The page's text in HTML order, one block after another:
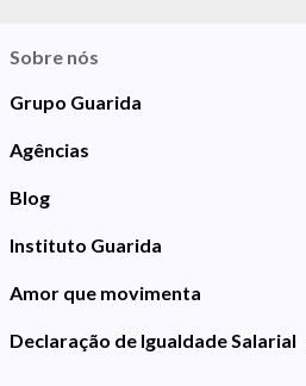
Sobre nós
Grupo Guarida
Agências
Blog
Instituto Guarida
Amor que movimenta
Declaração de Igualdade Salarial